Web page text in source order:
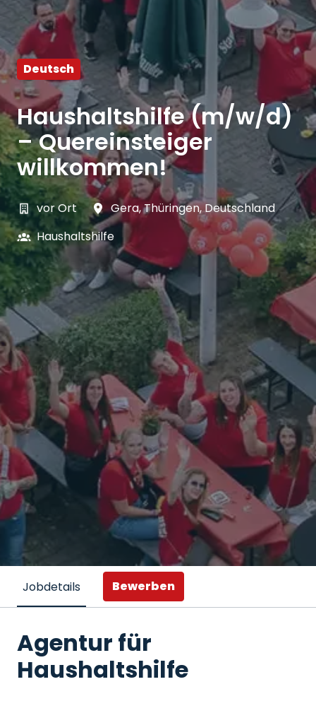
Deutsch
Haushaltshilfe (m/w/d)
– Quereinsteiger
willkommen!
vor Ort Gera,Thüringen,Deutschland
Haushaltshilfe
Jobdetails Bewerben
Agentur für
Haushaltshilfe